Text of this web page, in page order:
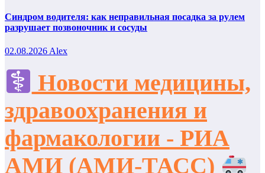
Синдром водителя: как неправильная посадка за рулем
разрушает позвоночник и сосуды
02.08.2026 Alex
Новости медицины,
здравоохранения и
фармакологии - РИА
АМИ (АМИ-ТАСС)